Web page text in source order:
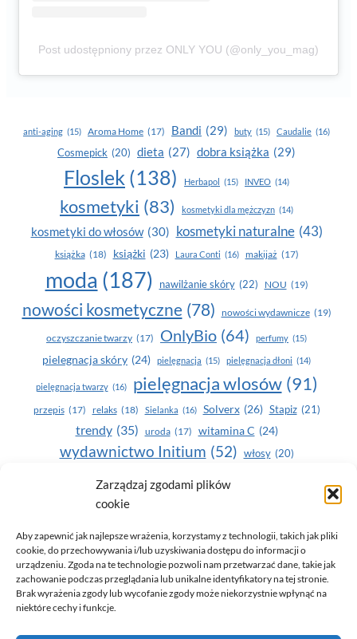
Zarządzaj zgodami plików
cookie
Aby zapewnić jak najlepsze wrażenia, korzystamy z technologii, takich jak pliki
cookie, do przechowywania i/lub uzyskiwania dostępu do informacji o
urządzeniu. Zgoda na te technologie pozwoli nam przetwarzać dane, takie jak
zachowanie podczas przeglądania lub unikalne identyfikatory na tej stronie.
Brak wyrażenia zgody lub wycofanie zgody może niekorzystnie wpłynąć na
niektóre cechy i funkcje.
Post udostępniony przez ONLY YOU (@only_you_mag)
anti-aging (15) Aroma Home (17) Bandi (29) buty (15) Caudalie (16)
Cosmepick (20) dieta (27) dobra książka (29)
Floslek (138) Herbapol (15) INVEO (14)
kosmetyki (83) kosmetyki dla mężczyzn (14)
kosmetyki do włosów (30) kosmetyki naturalne (43)
książka (18) książki (23) Laura Conti (16) makijaż (17)
moda (187) nawilżanie skóry (22) NOU (19)
nowości kosmetyczne (78) nowości wydawnicze (19)
oczyszczanie twarzy (17) OnlyBio (64) perfumy (15)
pielegnacja skóry (24) pielęgnacja (15) pielęgnacja dłoni (14)
pielęgnacja twarzy (16) pielęgnacja wlosów (91)
przepis (17) relaks (18) Sielanka (16) Solverx (26) Stapiz (21)
trendy (35) uroda (17) witamina C (24)
wydawnictwo Initium (52) włosy (20)
Yasumi(164) zdrowe zęby
zdrowie